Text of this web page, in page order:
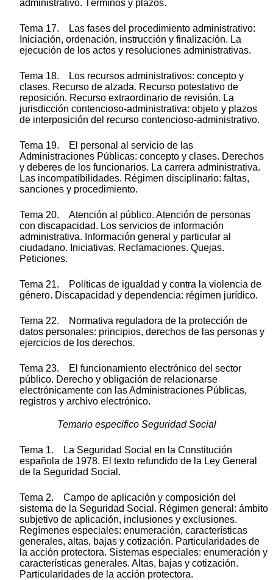
administrativo. Términos y plazos.
Tema 17. Las fases del procedimiento administrativo:
Iniciación, ordenación, instrucción y finalización. La
ejecución de los actos y resoluciones administrativas.
Tema 18. Los recursos administrativos: concepto y
clases. Recurso de alzada. Recurso potestativo de
reposición. Recurso extraordinario de revisión. La
jurisdicción contencioso-administrativa: objeto y plazos
de interposición del recurso contencioso-administrativo.
Tema 19. El personal al servicio de las
Administraciones Públicas: concepto y clases. Derechos
y deberes de los funcionarios. La carrera administrativa.
Las incompatibilidades. Régimen disciplinario: faltas,
sanciones y procedimiento.
Tema 20. Atención al público. Atención de personas
con discapacidad. Los servicios de información
administrativa. Información general y particular al
ciudadano. Iniciativas. Reclamaciones. Quejas.
Peticiones.
Tema 21. Políticas de igualdad y contra la violencia de
género. Discapacidad y dependencia: régimen jurídico.
Tema 22. Normativa reguladora de la protección de
datos personales: principios, derechos de las personas y
ejercicios de los derechos.
Tema 23. El funcionamiento electrónico del sector
público. Derecho y obligación de relacionarse
electrónicamente con las Administraciones Públicas,
registros y archivo electrónico.
Temario especifico Seguridad Social
Tema 1. La Seguridad Social en la Constitución
española de 1978. El texto refundido de la Ley General
de la Seguridad Social.
Tema 2. Campo de aplicación y composición del
sistema de la Seguridad Social. Régimen general: ámbito
subjetivo de aplicación, inclusiones y exclusiones.
Regímenes especiales: enumeración, características
generales, altas, bajas y cotización. Particularidades de
la acción protectora. Sistemas especiales: enumeración y
características generales. Altas, bajas y cotización.
Particularidades de la acción protectora.